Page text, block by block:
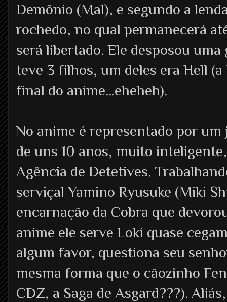
Demônio (Mal), e segundo a
rochedo, no qual permanecerá
será libertado. Ele desposou
teve 3 filhos, um deles era Hell
final do anime...eheheh).
No anime é representado por
de uns 10 anos, muito
Agência de Detetives.
serviçal Yamino Ryusuke (Miki
encarnação da Cobra que
anime ele serve Loki quase
algum favor, questiona seu
mesma forma que o cãozinho
CDZ, a Saga de Asgard???).